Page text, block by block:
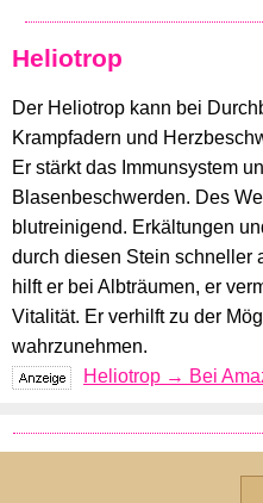
Heliotrop
Der Heliotrop kann bei
Krampfadern und
Er stärkt das Immunsystem
Blasenbeschwerden. Des
blutreinigend. Erkältungen
durch diesen Stein schneller
hilft er bei Albträumen, er
Vitalität. Er verhilft zu der
wahrzunehmen.
Heliotrop → Bei